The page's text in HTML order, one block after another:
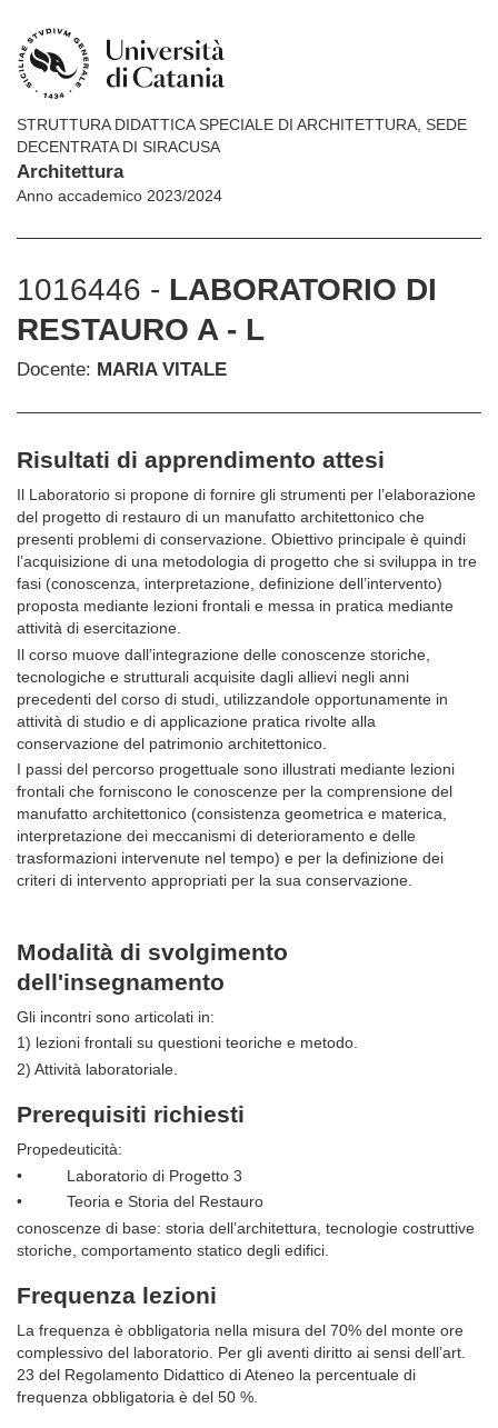
STRUTTURA DIDATTICA SPECIALE DI ARCHITETTURA, SEDE
DECENTRATA DI SIRACUSA
Architettura
Anno accademico 2023/2024
1016446 - LABORATORIO DI
RESTAURO A - L
Docente: MARIA VITALE
Risultati di apprendimento attesi
Il Laboratorio si propone di fornire gli strumenti per l’elaborazione
del progetto di restauro di un manufatto architettonico che
presenti problemi di conservazione. Obiettivo principale è quindi
l’acquisizione di una metodologia di progetto che si sviluppa in tre
fasi (conoscenza, interpretazione, definizione dell’intervento)
proposta mediante lezioni frontali e messa in pratica mediante
attività di esercitazione.
Il corso muove dall’integrazione delle conoscenze storiche,
tecnologiche e strutturali acquisite dagli allievi negli anni
precedenti del corso di studi, utilizzandole opportunamente in
attività di studio e di applicazione pratica rivolte alla
conservazione del patrimonio architettonico.
I passi del percorso progettuale sono illustrati mediante lezioni
frontali che forniscono le conoscenze per la comprensione del
manufatto architettonico (consistenza geometrica e materica,
interpretazione dei meccanismi di deterioramento e delle
trasformazioni intervenute nel tempo) e per la definizione dei
criteri di intervento appropriati per la sua conservazione.
Modalità di svolgimento
dell'insegnamento
Gli incontri sono articolati in:
1) lezioni frontali su questioni teoriche e metodo.
2) Attività laboratoriale.
Prerequisiti richiesti
Propedeuticità:
• Laboratorio di Progetto 3
• Teoria e Storia del Restauro
conoscenze di base: storia dell’architettura, tecnologie costruttive
storiche, comportamento statico degli edifici.
Frequenza lezioni
La frequenza è obbligatoria nella misura del 70% del monte ore
complessivo del laboratorio. Per gli aventi diritto ai sensi dell’art.
23 del Regolamento Didattico di Ateneo la percentuale di
frequenza obbligatoria è del 50 %.